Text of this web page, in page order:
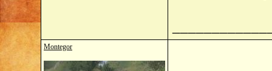
Montegor